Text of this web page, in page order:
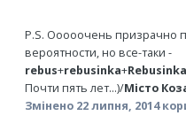
P.S. Ооооочень призрачно
вероятности, но все-таки -
rebus+rebusinka+
Почти пять лет...)/Місто
Змінено 22 липня, 2014